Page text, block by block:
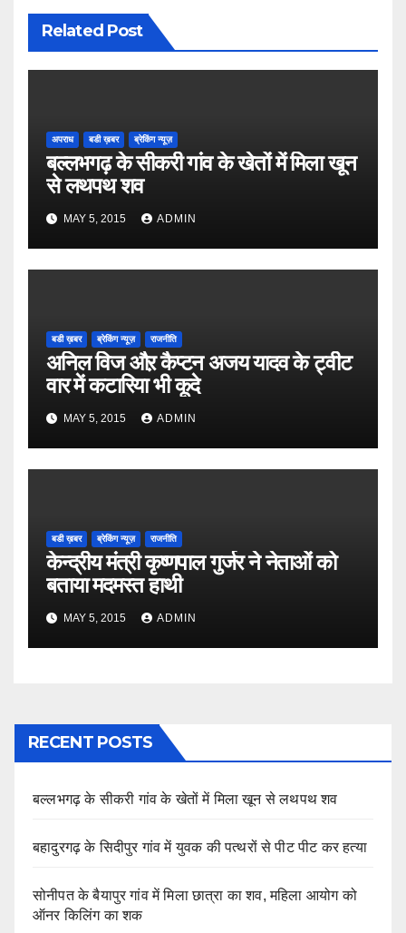
Related Post
अपराध बडी ख़बर ब्रेकिंग न्यूज़
बल्लभगढ़ के सीकरी गांव के खेतों में मिला खून
से लथपथ शव
MAY 5, 2015 ADMIN
बडी ख़बर ब्रेकिंग न्यूज़ राजनीति
अनिल विज औऱ कैप्टन अजय यादव के ट्वीट
वार में कटारिया भी कूदे
MAY 5, 2015 ADMIN
बडी ख़बर ब्रेकिंग न्यूज़ राजनीति
केन्द्रीय मंत्री कृष्णपाल गुर्जर ने नेताओं को
बताया मदमस्त हाथी
MAY 5, 2015 ADMIN
RECENT POSTS
बल्लभगढ़ के सीकरी गांव के खेतों में मिला खून से लथपथ शव
बहादुरगढ़ के सिदीपुर गांव में युवक की पत्थरों से पीट पीट कर हत्या
सोनीपत के बैयापुर गांव में मिला छात्रा का शव, महिला आयोग को
ऑनर किलिंग का शक